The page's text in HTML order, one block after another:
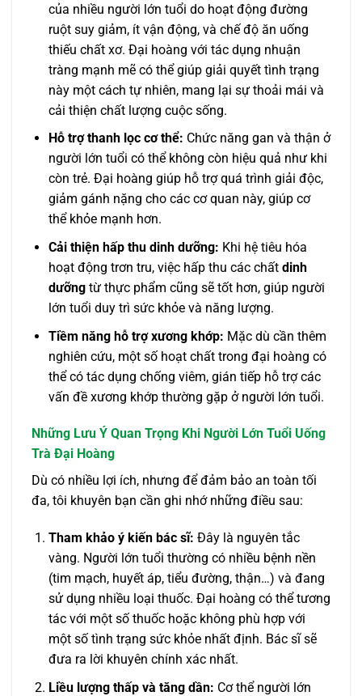
của nhiều người lớn tuổi do hoạt động đường
ruột suy giảm, ít vận động, và chế độ ăn uống
thiếu chất xơ. Đại hoàng với tác dụng nhuận
tràng mạnh mẽ có thể giúp giải quyết tình trạng
này một cách tự nhiên, mang lại sự thoải mái và
cải thiện chất lượng cuộc sống.
Hỗ trợ thanh lọc cơ thể: Chức năng gan và thận ở
người lớn tuổi có thể không còn hiệu quả như khi
còn trẻ. Đại hoàng giúp hỗ trợ quá trình giải độc,
giảm gánh nặng cho các cơ quan này, giúp cơ
thể khỏe mạnh hơn.
Cải thiện hấp thu dinh dưỡng: Khi hệ tiêu hóa
hoạt động trơn tru, việc hấp thu các chất dinh
dưỡngtừ thực phẩm cũng sẽ tốt hơn, giúp người
lớn tuổi duy trì sức khỏe và năng lượng.
Tiềm năng hỗ trợ xương khớp: Mặc dù cần thêm
nghiên cứu, một số hoạt chất trong đại hoàng có
thể có tác dụng chống viêm, gián tiếp hỗ trợ các
vấn đề xương khớp thường gặp ở người lớn tuổi.
Những Lưu Ý Quan Trọng Khi Người Lớn Tuổi Uống
Trà Đại Hoàng
Dù có nhiều lợi ích, nhưng để đảm bảo an toàn tối
đa, tôi khuyên bạn cần ghi nhớ những điều sau:
Tham khảo ý kiến bác sĩ: Đây là nguyên tắc
vàng. Người lớn tuổi thường có nhiều bệnh nền
(tim mạch, huyết áp, tiểu đường, thận…) và đang
sử dụng nhiều loại thuốc. Đại hoàng có thể tương
tác với một số thuốc hoặc không phù hợp với
một số tình trạng sức khỏe nhất định. Bác sĩ sẽ
đưa ra lời khuyên chính xác nhất.
Liều lượng thấp và tăng dần: Cơ thể người lớn